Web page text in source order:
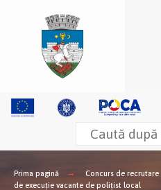
Prima pagină
Concurs de
de execuţie vacante de poliţist local